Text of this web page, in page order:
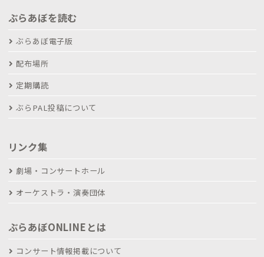
ぶらあぼを読む
ぶらあぼ電子版
配布場所
定期購読
ぶらPAL投稿について
リンク集
劇場・コンサートホール
オーケストラ・演奏団体
ぶらあぼONLINEとは
コンサート情報掲載について